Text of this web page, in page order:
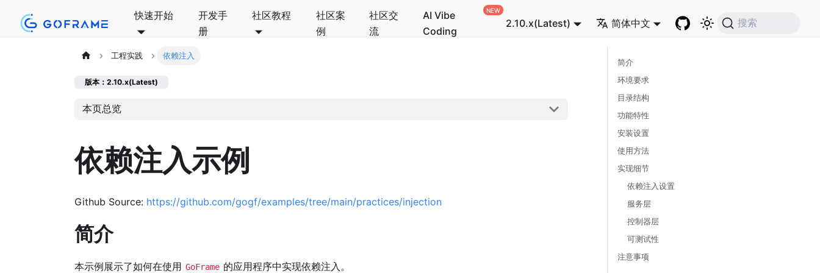
快速开始
开发手
册
社区教程
社区案
例
社区交
流
AI Vibe
Coding
2.10.x(Latest) 简体中文 搜索
工程实践 依赖注入
版本：2.10.x(Latest)
本页总览
依赖注入示例
Github Source: https://github.com/gogf/examples/tree/main/practices/injection
简介
本示例展示了如何在使用 GoFrame 的应用程序中实现依赖注入。
简介
环境要求
目录结构
功能特性
安装设置
使用方法
实现细节
依赖注入设置
服务层
控制器层
可测试性
注意事项